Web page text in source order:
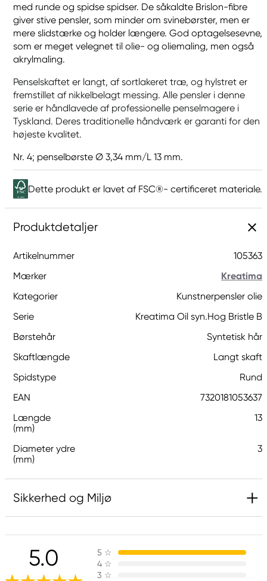
med runde og spidse spidser. De såkaldte Brislon-fibre
giver stive pensler, som minder om svinebørster, men er
mere slidstærke og holder længere. God optagelsesevne,
som er meget velegnet til olie- og oliemaling, men også
akrylmaling.
Penselskaftet er langt, af sortlakeret træ, og hylstret er
fremstillet af nikkelbelagt messing. Alle pensler i denne
serie er håndlavede af professionelle penselmagere i
Tyskland. Deres traditionelle håndværk er garanti for den
højeste kvalitet.
Nr. 4; penselbørste Ø 3,34 mm/L 13 mm.
Dette produkt er lavet af FSC®- certificeret materiale.
Produktdetaljer
Artikelnummer
105363
Mærker
Kreatima
Kategorier
Kunstnerpensler olie
Serie
Kreatima Oil syn.Hog Bristle B
Børstehår
Syntetisk hår
Skaftlængde
Langt skaft
Spidstype
Rund
EAN
7320181053637
Længde
(mm)
13
Diameter ydre
(mm)
3
Sikkerhed og Miljø
Ansvarlig EU
Kreatima
Panduro
5.0 5 ☆
4 ☆
3 ☆